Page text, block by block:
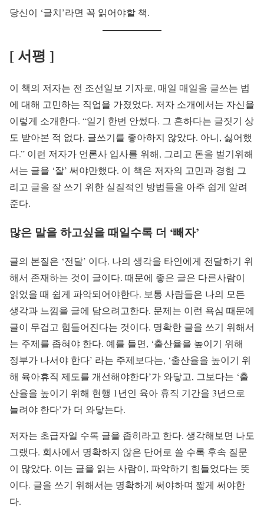
당신이 ‘글치’라면 꼭 읽어야할 책.
[ 서평 ]
이 책의 저자는 전 조선일보 기자로, 매일 매일을 글쓰는 법
에 대해 고민하는 직업을 가졌었다. 저자 소개에서는 자신을
이렇게 소개한다. “일기 한번 안썼다. 그 흔하다는 글짓기 상
도 받아본 적 없다. 글쓰기를 좋아하지 않았다. 아니, 싫어했
다.” 이런 저자가 언론사 입사를 위해, 그리고 돈을 벌기위해
서는 글을 ‘잘’ 써야만했다. 이 책은 저자의 고민과 경험 그
리고 글을 잘 쓰기 위한 실질적인 방법들을 아주 쉽게 알려
준다.
많은 말을 하고싶을 때일수록 더 ‘빼자’
글의 본질은 ‘전달’ 이다. 나의 생각을 타인에게 전달하기 위
해서 존재하는 것이 글이다. 때문에 좋은 글은 다른사람이
읽었을 때 쉽게 파악되어야한다. 보통 사람들은 나의 모든
생각과 느낌을 글에 담으려고한다. 문제는 이런 욕심 때문에
글이 무겁고 힘들어진다는 것이다. 명확한 글을 쓰기 위해서
는 주제를 좁혀야 한다. 예를 들면, ‘출산율을 높이기 위해
정부가 나서야 한다’ 라는 주제보다는, ‘출산율을 높이기 위
해 육아휴직 제도를 개선해야한다’가 와닿고, 그보다는 ‘출
산율을 높이기 위해 현행 1년인 육아 휴직 기간을 3년으로
늘려야 한다’가 더 와닿는다.
저자는 초급자일 수록 글을 좁히라고 한다. 생각해보면 나도
그랬다. 회사에서 명확하지 않은 단어로 쓸 수록 후속 질문
이 많았다. 이는 글을 읽는 사람이, 파악하기 힘들었다는 뜻
이다. 글을 쓰기 위해서는 명확하게 써야하며 짧게 써야한
다.